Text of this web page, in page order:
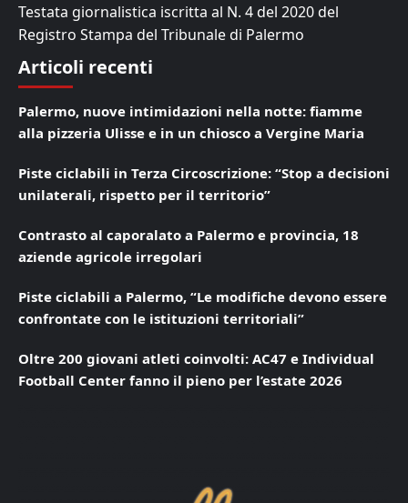
Testata giornalistica iscritta al N. 4 del 2020 del
Registro Stampa del Tribunale di Palermo
Articoli recenti
Palermo, nuove intimidazioni nella notte: fiamme
alla pizzeria Ulisse e in un chiosco a Vergine Maria
Piste ciclabili in Terza Circoscrizione: “Stop a decisioni
unilaterali, rispetto per il territorio”
Contrasto al caporalato a Palermo e provincia, 18
aziende agricole irregolari
Piste ciclabili a Palermo, “Le modifiche devono essere
confrontate con le istituzioni territoriali”
Oltre 200 giovani atleti coinvolti: AC47 e Individual
Football Center fanno il pieno per l’estate 2026